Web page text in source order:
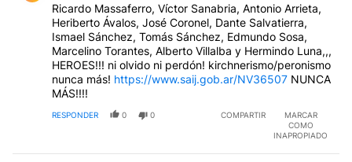
Ricardo Massaferro, Víctor Sanabria, Antonio Arrieta,
Heriberto Ávalos, José Coronel, Dante Salvatierra,
Ismael Sánchez, Tomás Sánchez, Edmundo Sosa,
Marcelino Torantes, Alberto Villalba y Hermindo Luna,,,
HEROES!!! ni olvido ni perdón! kirchnerismo/peronismo
nunca más! https://www.saij.gob.ar/NV36507 NUNCA
MÁS!!!!
RESPONDER 0 0 COMPARTIR
MARCAR
COMO
INAPROPIADO